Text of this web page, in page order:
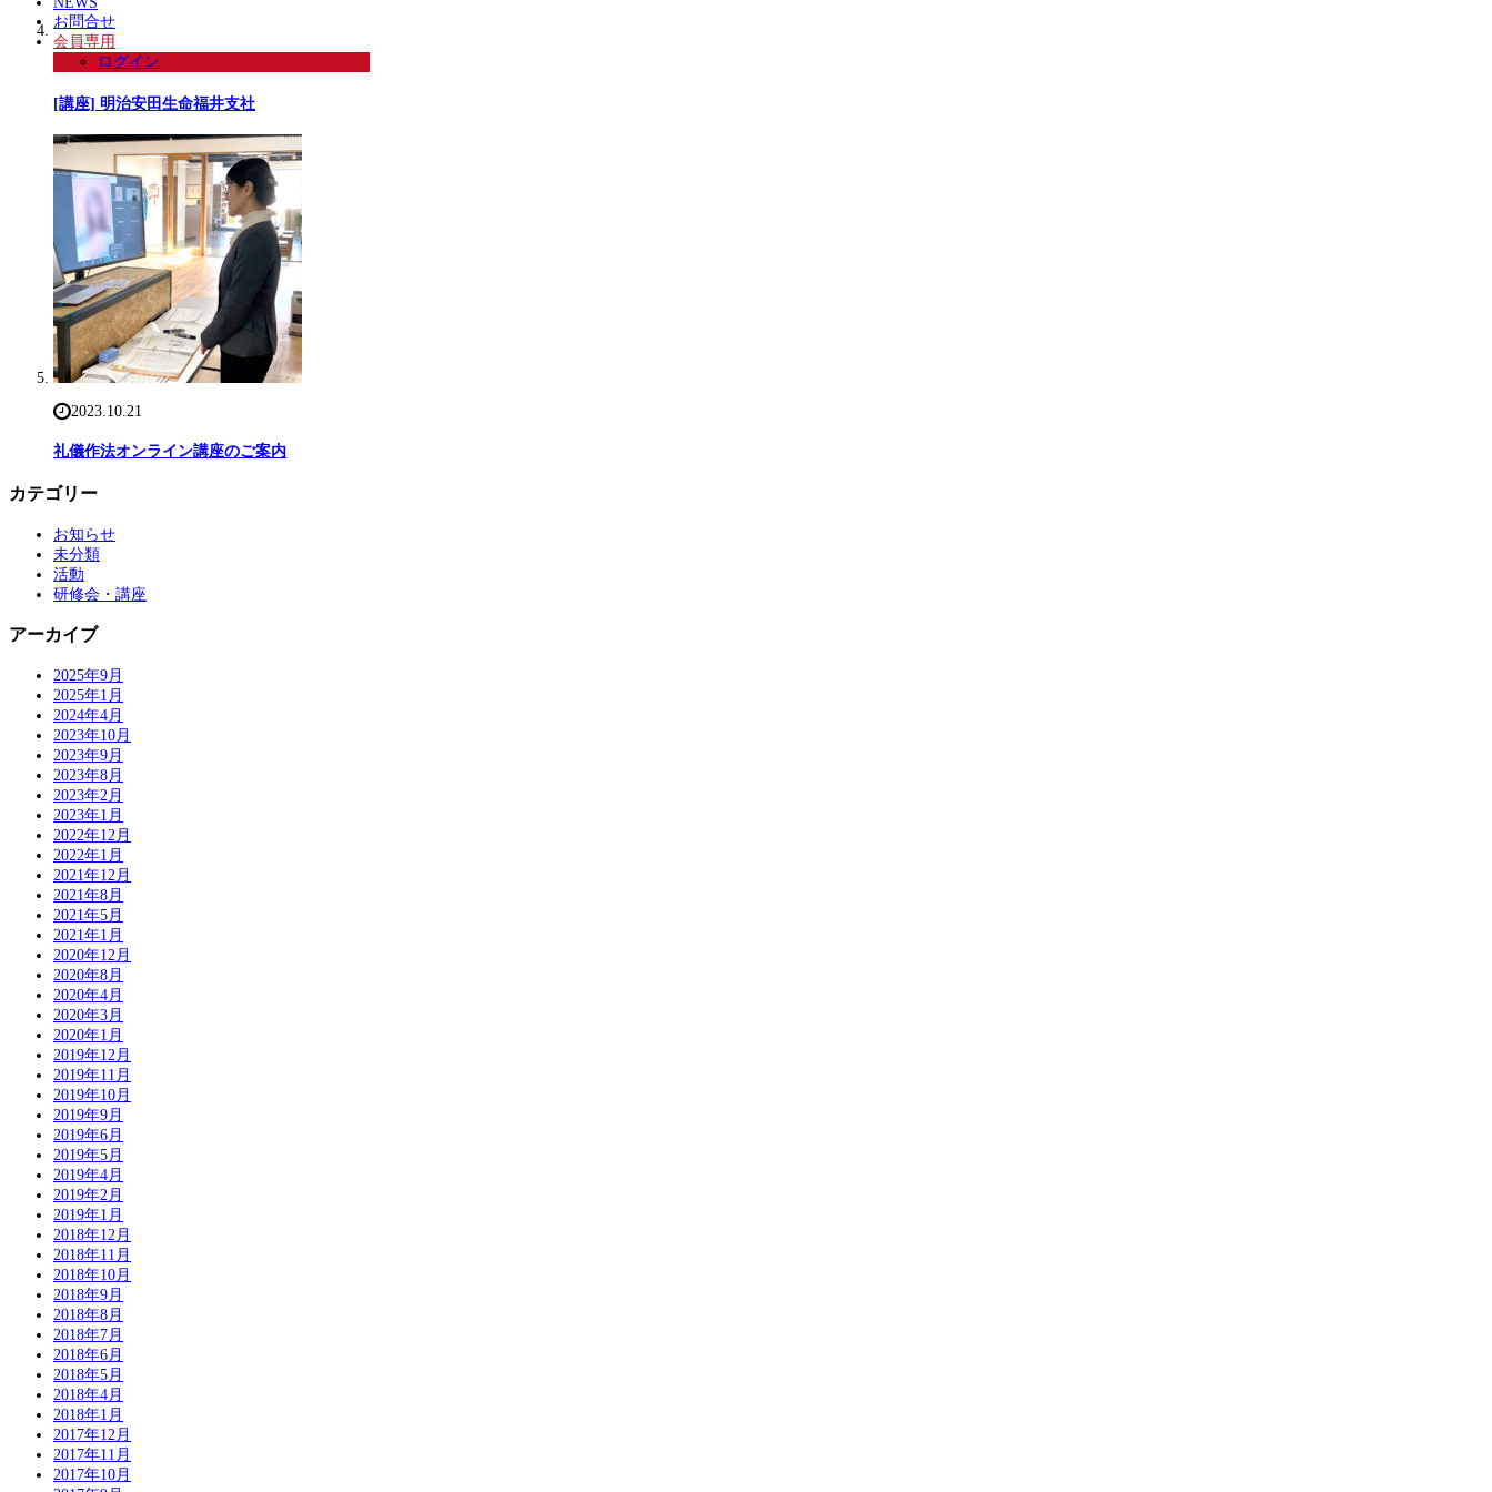
お問合せ
会員専用
ログイン
2024.04.16
[講座] 明治安田生命福井支社
2023.10.21
礼儀作法オンライン講座のご案内
カテゴリー
お知らせ
未分類
活動
研修会・講座
アーカイブ
2025年9月
2025年1月
2024年4月
2023年10月
2023年9月
2023年8月
2023年2月
2023年1月
2022年12月
2022年1月
2021年12月
2021年8月
2021年5月
2021年1月
2020年12月
2020年8月
2020年4月
2020年3月
2020年1月
2019年12月
2019年11月
2019年10月
2019年9月
2019年6月
2019年5月
2019年4月
2019年2月
2019年1月
2018年12月
2018年11月
2018年10月
2018年9月
2018年8月
2018年7月
2018年6月
2018年5月
2018年4月
2018年1月
2017年12月
2017年11月
2017年10月